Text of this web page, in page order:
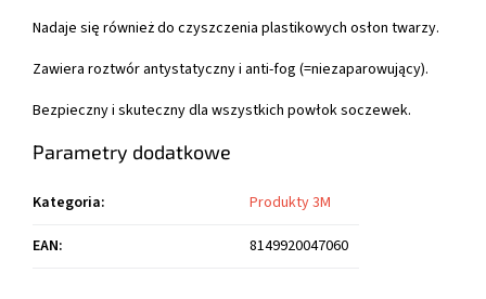
Nadaje się również do czyszczenia plastikowych osłon twarzy.
Zawiera roztwór antystatyczny i anti-fog (=niezaparowujący).
Bezpieczny i skuteczny dla wszystkich powłok soczewek.
Parametry dodatkowe
Kategoria:
Produkty 3M
EAN: 8149920047060